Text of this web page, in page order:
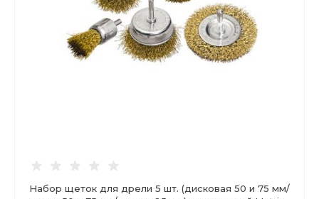
Набор щеток для дрели 5 шт. (дисковая 50 и 75 мм/